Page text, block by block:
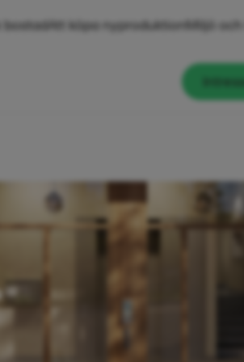
bostadAtt köpa nyproduktionMiljö